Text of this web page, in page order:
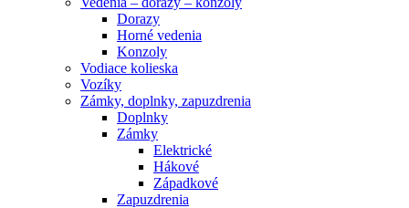
Dorazy
Horné vedenia
Konzoly
Vodiace kolieska
Vozíky
Zámky, doplnky, zapuzdrenia
Doplnky
Zámky
Elektrické
Hákové
Západkové
Zapuzdrenia